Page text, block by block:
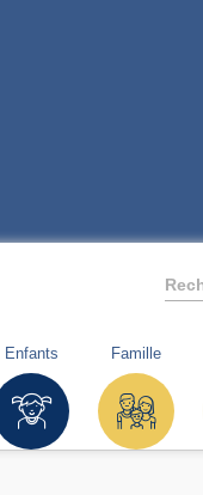
Enfants Famille